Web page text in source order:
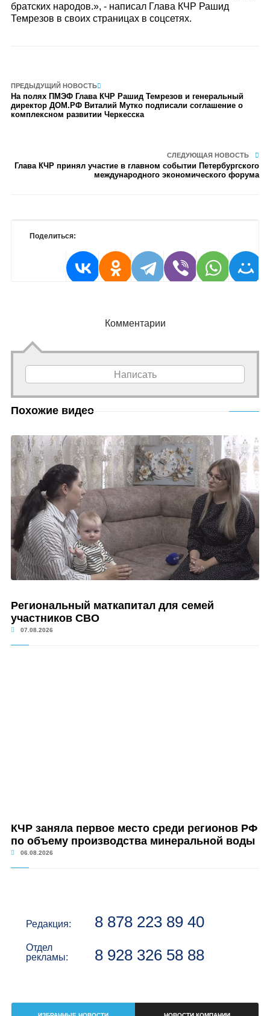
братских народов.», - написал Глава КЧР Рашид
Темрезов в своих страницах в соцсетях.
ПРЕДЫДУЩИЙ НОВОСТЬ
На полях ПМЭФ Глава КЧР Рашид Темрезов и генеральный
директор ДОМ.РФ Виталий Мутко подписали соглашение о
комплексном развитии Черкесска
СЛЕДУЮЩАЯ НОВОСТЬ
Глава КЧР принял участие в главном событии Петербургского
международного экономического форума
Поделиться:
Комментарии
Написать
Похожие видео
Региональный маткапитал для семей
участников СВО
07.08.2026
КЧР заняла первое место среди регионов РФ
по объему производства минеральной воды
06.08.2026
Редакция: 8 878 223 89 40
Отдел
рекламы:
8 928 326 58 88